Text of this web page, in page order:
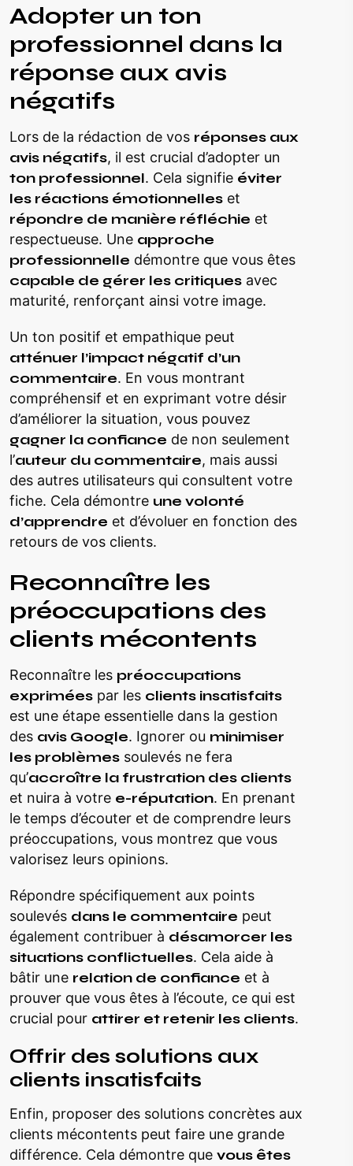
Adopter un ton
professionnel dans la
réponse aux avis
négatifs
Lors de la rédaction de vos réponses aux
avis négatifs, il est crucial d’adopter un
ton professionnel. Cela signifie éviter
les réactions émotionnelles et
répondre de manière réfléchie et
respectueuse. Une approche
professionnelle démontre que vous êtes
capable de gérer les critiques avec
maturité, renforçant ainsi votre image.
Un ton positif et empathique peut
atténuer l’impact négatif d’un
commentaire. En vous montrant
compréhensif et en exprimant votre désir
d’améliorer la situation, vous pouvez
gagner la confiance de non seulement
l’auteur du commentaire, mais aussi
des autres utilisateurs qui consultent votre
fiche. Cela démontre une volonté
d’apprendre et d’évoluer en fonction des
retours de vos clients.
Reconnaître les
préoccupations des
clients mécontents
Reconnaître les préoccupations
exprimées par les clients insatisfaits
est une étape essentielle dans la gestion
des avis Google. Ignorer ou minimiser
les problèmes soulevés ne fera
qu’accroître la frustration des clients
et nuira à votre e-réputation. En prenant
le temps d’écouter et de comprendre leurs
préoccupations, vous montrez que vous
valorisez leurs opinions.
Répondre spécifiquement aux points
soulevés dans le commentaire peut
également contribuer à désamorcer les
situations conflictuelles. Cela aide à
bâtir une relation de confiance et à
prouver que vous êtes à l’écoute, ce qui est
crucial pour attirer et retenir les clients.
Offrir des solutions aux
clients insatisfaits
Enfin, proposer des solutions concrètes aux
clients mécontents peut faire une grande
différence. Cela démontre que vous êtes